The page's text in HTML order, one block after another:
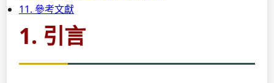
11. 參考文獻
1. 引言